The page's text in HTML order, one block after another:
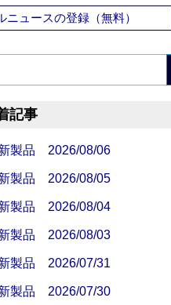
ニュースの登録（無料）
記事
製品 2026/08/06
製品 2026/08/05
製品 2026/08/04
製品 2026/08/03
製品 2026/07/31
製品 2026/07/30